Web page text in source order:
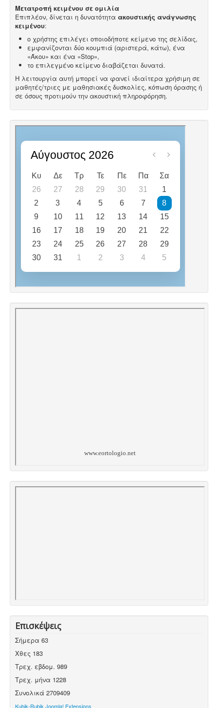
Μετατροπή κειμένου σε ομιλία
Επιπλέον, δίνεται η δυνατότητα ακουστικής ανάγνωσης
κειμένου:
ο χρήστης επιλέγει οποιοδήποτε κείμενο της σελίδας,
εμφανίζονται δύο κουμπιά (αριστερά, κάτω), ένα
«Άκου» και ένα «Stop»,
το επιλεγμένο κείμενο διαβάζεται δυνατά.
Η λειτουργία αυτή μπορεί να φανεί ιδιαίτερα χρήσιμη σε
μαθητές/τριες με μαθησιακές δυσκολίες, κόπωση όρασης ή
σε όσους προτιμούν την ακουστική πληροφόρηση.
Επισκέψεις
Σήμερα 63
Χθες 183
Τρεχ. εβδομ. 989
Τρεχ. μήνα 1228
Συνολικά 2709409
Kubik-Rubik Joomla! Extensions